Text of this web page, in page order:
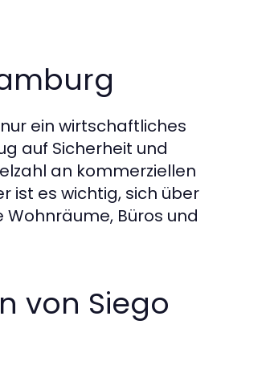
ein wirtschaftliches
auf Sicherheit und
an kommerziellen
ist es wichtig, sich über
Büros und
von Siego